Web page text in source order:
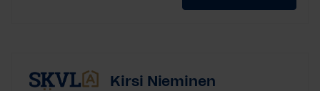
Kirsi Nieminen